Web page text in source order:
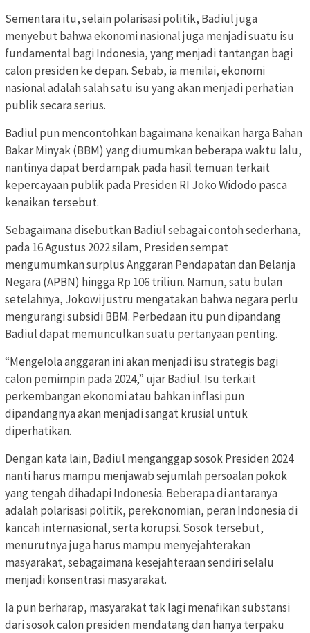
Sementara itu, selain polarisasi politik, Badiul juga
menyebut bahwa ekonomi nasional juga menjadi suatu isu
fundamental bagi Indonesia, yang menjadi tantangan bagi
calon presiden ke depan. Sebab, ia menilai, ekonomi
nasional adalah salah satu isu yang akan menjadi perhatian
publik secara serius.
Badiul pun mencontohkan bagaimana kenaikan harga Bahan
Bakar Minyak (BBM) yang diumumkan beberapa waktu lalu,
nantinya dapat berdampak pada hasil temuan terkait
kepercayaan publik pada Presiden RI Joko Widodo pasca
kenaikan tersebut.
Sebagaimana disebutkan Badiul sebagai contoh sederhana,
pada 16 Agustus 2022 silam, Presiden sempat
mengumumkan surplus Anggaran Pendapatan dan Belanja
Negara (APBN) hingga Rp 106 triliun. Namun, satu bulan
setelahnya, Jokowi justru mengatakan bahwa negara perlu
mengurangi subsidi BBM. Perbedaan itu pun dipandang
Badiul dapat memunculkan suatu pertanyaan penting.
“Mengelola anggaran ini akan menjadi isu strategis bagi
calon pemimpin pada 2024,” ujar Badiul. Isu terkait
perkembangan ekonomi atau bahkan inflasi pun
dipandangnya akan menjadi sangat krusial untuk
diperhatikan.
Dengan kata lain, Badiul menganggap sosok Presiden 2024
nanti harus mampu menjawab sejumlah persoalan pokok
yang tengah dihadapi Indonesia. Beberapa di antaranya
adalah polarisasi politik, perekonomian, peran Indonesia di
kancah internasional, serta korupsi. Sosok tersebut,
menurutnya juga harus mampu menyejahterakan
masyarakat, sebagaimana kesejahteraan sendiri selalu
menjadi konsentrasi masyarakat.
Ia pun berharap, masyarakat tak lagi menafikan substansi
dari sosok calon presiden mendatang dan hanya terpaku